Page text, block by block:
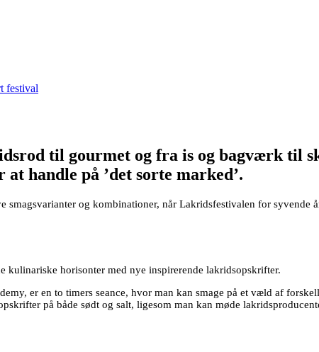
festival
til gourmet og fra is og bagværk til
handle på ’det sorte marked’.
smagsvarianter og kombinationer, når Lakridsfestivalen for
kulinariske horisonter med nye inspirerende lakridsopskrifter.
er en to timers seance, hvor man kan smage på et væld af
på både sødt og salt, ligesom man kan møde